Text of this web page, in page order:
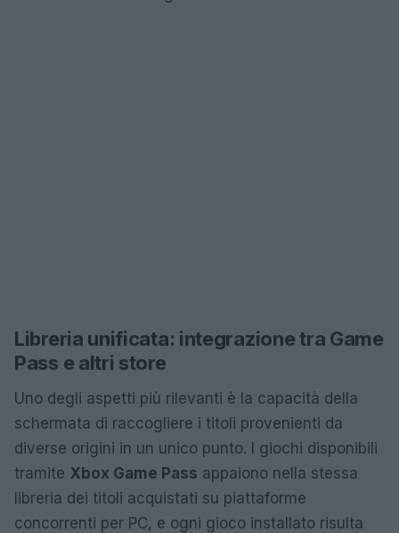
Libreria unificata: integrazione tra Game
Pass e altri store
Uno degli aspetti più rilevanti è la capacità della
schermata di raccogliere i titoli provenienti da
diverse origini in un unico punto. I giochi disponibili
tramite Xbox Game Pass appaiono nella stessa
libreria dei titoli acquistati su piattaforme
concorrenti per PC, e ogni gioco installato risulta